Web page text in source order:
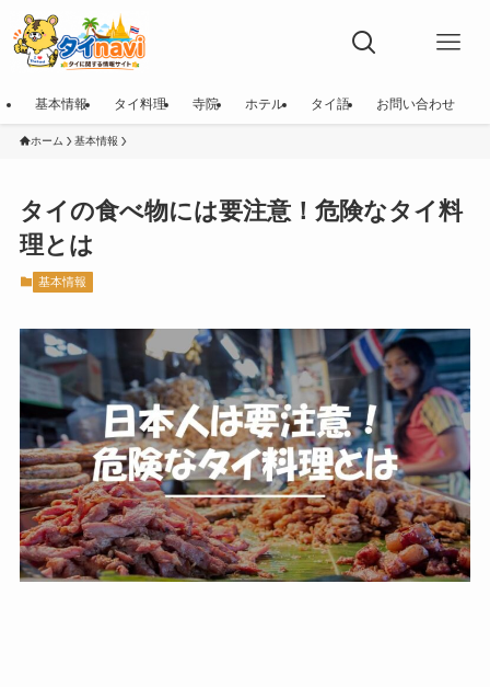
基本情報 タイ料理 寺院 ホテル タイ語 お問い合わせ
ホーム 基本情報
タイの食べ物には要注意！危険なタイ料
理とは
基本情報